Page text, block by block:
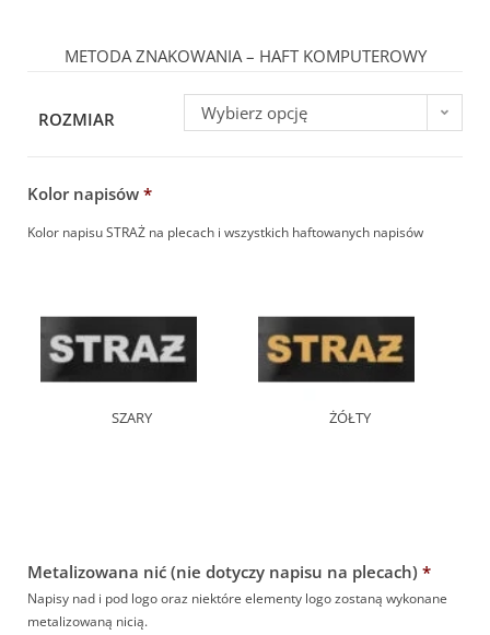
METODA ZNAKOWANIA – HAFT KOMPUTEROWY
ROZMIAR Wybierz opcję
Kolor napisów *
Kolor napisu STRAŻ na plecach i wszystkich haftowanych napisów
SZARY ŻÓŁTY
Metalizowana nić (nie dotyczy napisu na plecach) *
Napisy nad i pod logo oraz niektóre elementy logo zostaną wykonane
metalizowaną nicią.